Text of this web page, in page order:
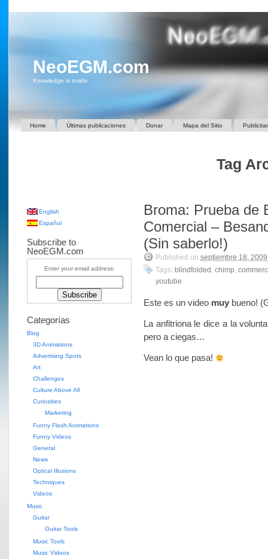
NeoEGM.com
Knowledge is inside
Home Últimas publicaciones Donar Mapa del Sitio
Tag
Broma: Prueba de
Comercial –
(Sin saberlo!)
Published on septiembre 18, 2009
Tags: blindfolded , chimp,
youtube.
Este es un video muy bueno!
La anfitriona le dice a la
pero a ciegas…
Vean lo que pasa!
English
Español
Subscribe to
NeoEGM.com
Enter your email address:
Categorías
Blog
3D Animations
Advertising Spots
Art
Challenges
Culture Above All
Curiosities
Marketing
Funny Flash Animations
Funny Videos
General
News
Optical Illusions
Techniques
Videos
Music
Guitar
Guitar Tools
Music Tools
Music Videos